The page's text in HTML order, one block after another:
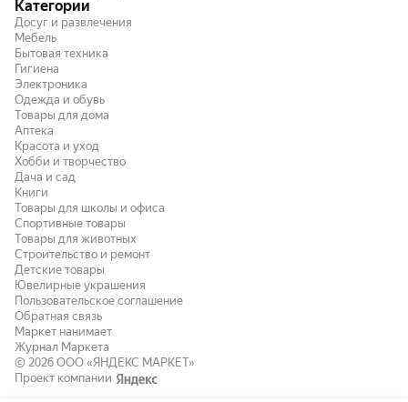
Категории
Досуг и развлечения
Мебель
Бытовая техника
Гигиена
Электроника
Одежда и обувь
Товары для дома
Аптека
Красота и уход
Хобби и творчество
Дача и сад
Книги
Товары для школы и офиса
Спортивные товары
Товары для животных
Строительство и ремонт
Детские товары
Ювелирные украшения
Пользовательское соглашение
Обратная связь
Маркет нанимает
Журнал Маркета
© 2026 ООО «ЯНДЕКС МАРКЕТ»
Проект компании